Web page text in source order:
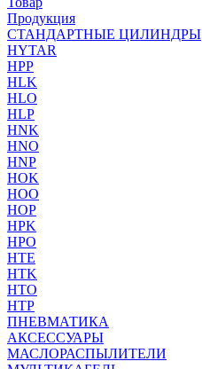
Продукция
СТАНДАРТНЫЕ ЦИЛИНДРЫ
HYTAR
HPP
HLK
HLO
HLP
HNK
HNO
HNP
HOK
HOO
HOP
HPK
HPO
HTE
HTK
HTO
HTP
ПНЕВМАТИКА
АКСЕССУАРЫ
МАСЛОРАСПЫЛИТЕЛИ